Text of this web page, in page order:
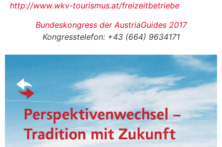
http://www.wkv-tourismus.at/freizeitbetriebe
Bundeskongress der AustriaGuides 2017
Kongresstelefon: +43 (664) 9634171